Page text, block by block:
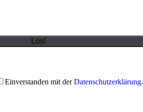
Einverstanden mit derDatenschutzerklärung.